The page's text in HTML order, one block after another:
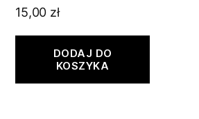
15,00 zł
DODAJ DO
KOSZYKA